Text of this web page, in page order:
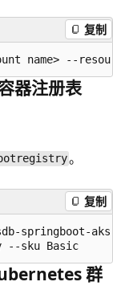
复制
器注册表
。
复制
springboot-
群